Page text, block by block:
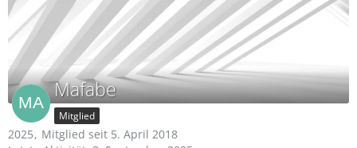
Mafabe
Mitglied
2025
Mitglied seit 5. April 2018